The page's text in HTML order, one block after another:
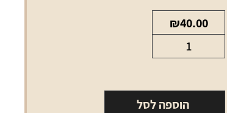
₪40.00
של
אם
הוספה לסל